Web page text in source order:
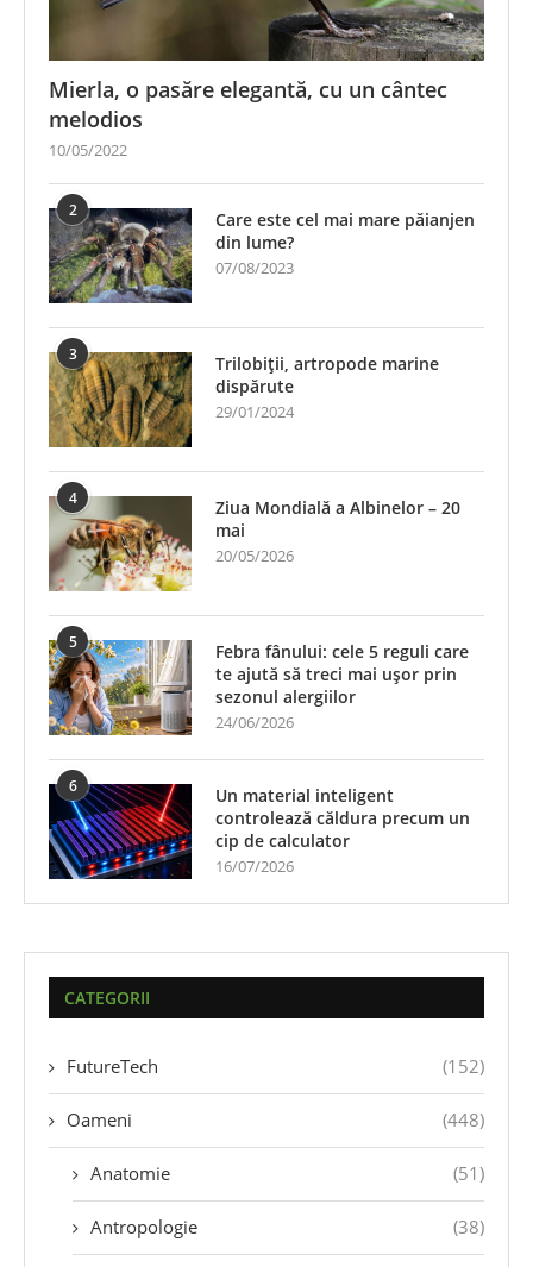
Mierla, o pasăre elegantă, cu un cântec
melodios
10/05/2022
2
Care este cel mai mare păianjen
din lume?
07/08/2023
3
Trilobiții, artropode marine
dispărute
29/01/2024
4
Ziua Mondială a Albinelor – 20
mai
20/05/2026
5
Febra fânului: cele 5 reguli care
te ajută să treci mai ușor prin
sezonul alergiilor
24/06/2026
6
Un material inteligent
controlează căldura precum un
cip de calculator
16/07/2026
CATEGORII
FutureTech (152)
Oameni (448)
Anatomie (51)
Antropologie (38)